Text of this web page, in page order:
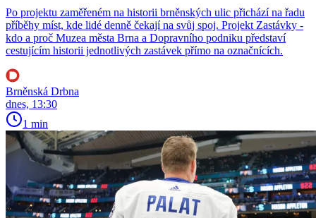
Po projektu zaměřeném na historii brněnských ulic přichází na řadu
příběhy míst, kde lidé denně čekají na svůj spoj. Projekt Zastávky -
kdo a proč Muzea města Brna a Dopravního podniku představí
cestujícím historii jednotlivých zastávek přímo na označnících.
Brněnská Drbna
dnes, 13:30
1 min